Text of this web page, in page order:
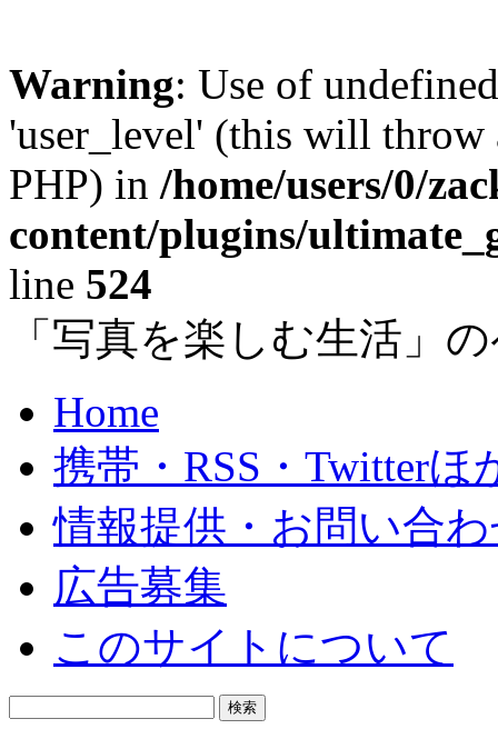
Warning: Use of
'user_level' (this will
PHP) in /home/users/0/
content/plugins/
line 524
「写真を楽しむ生活」
Home
携帯・RSS・Twitterほ
情報提供・お問い合
広告募集
このサイトについて